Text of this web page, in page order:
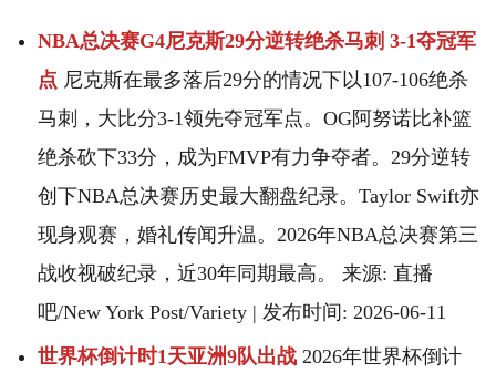
NBA总决赛G4尼克斯29分逆转绝杀马刺 3-1夺冠军
点 尼克斯在最多落后29分的情况下以107-106绝杀
马刺，大比分3-1领先夺冠军点。OG阿努诺比补篮
绝杀砍下33分，成为FMVP有力争夺者。29分逆转
创下NBA总决赛历史最大翻盘纪录。Taylor Swift亦
现身观赛，婚礼传闻升温。2026年NBA总决赛第三
战收视破纪录，近30年同期最高。 来源: 直播
吧/New York Post/Variety | 发布时间: 2026-06-11
世界杯倒计时1天亚洲9队出战 2026年世界杯倒计